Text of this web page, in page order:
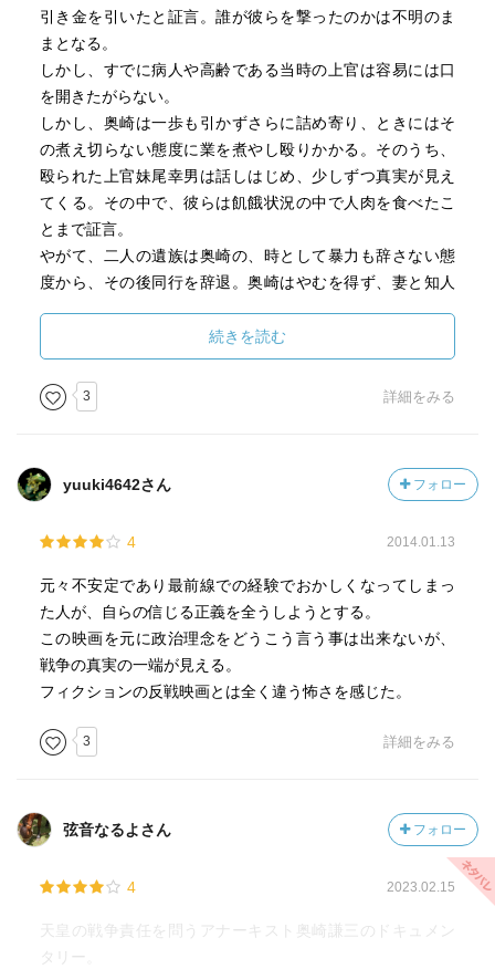
引き金を引いたと証言。誰が彼らを撃ったのかは不明のま
まとなる。
しかし、すでに病人や高齢である当時の上官は容易には口
を開きたがらない。
しかし、奥崎は一歩も引かずさらに詰め寄り、ときにはそ
の煮え切らない態度に業を煮やし殴りかかる。そのうち、
殴られた上官妹尾幸男は話しはじめ、少しずつ真実が見え
てくる。その中で、彼らは飢餓状況の中で人肉を食べたこ
とまで証言。
やがて、二人の遺族は奥崎の、時として暴力も辞さない態
度から、その後同行を辞退。奥崎はやむを得ず、妻と知人
長を訪問し真相を質す。
また同時に、独工兵第36部隊の生き残り、山田吉太郎元軍
曹に当時の様子をありのままに証言するように迫る。
1983年12月15日、奥崎は古清水宅を訪ね、たまたまその場
に戻り、シズミと握手を交わした。
その二日後、神戸市福原町にあるお好み焼き店から兵庫警
けた警察官に逮捕された。
その後神戸から広島の大竹中央署に護送される際、駆けつ
けた報道陣に対し、手錠をかけられたまま右手を振り上
げ、「ご苦労さん！！」と言いながら車に乗った。
殺人未遂などで徴役12年の実刑判決を受け、3年後の1986
年9月18日に妻のシズミが没している。
の追及する衝撃のドキュメンタリー映画。
「国家とは人類を分断する世界を１つにしない大きな障
のロボット」を持論として、新年皇居参賀の時に昭和天皇
にパチンコを発射し懲役刑となり、田中角栄襲撃を計画し
た罪で逮捕されたことがある奥崎謙三が、かつて太平洋戦
争の時に所属していた３６連隊ウエワク残留部隊での隊長
続きを読む
3 詳細をみる
yuuki4642さん フォロー
4 2014.01.13
元々不安定であり最前線での経験でおかしくなってしまっ
た人が、自らの信じる正義を全うしようとする。
この映画を元に政治理念をどうこう言う事は出来ないが、
戦争の真実の一端が見える。
フィクションの反戦映画とは全く違う怖さを感じた。
3 詳細をみる
弦音なるよさん フォロー
4 2023.02.15
天皇の戦争責任を問うアナーキスト奥崎謙三のドキュメン
タリー。